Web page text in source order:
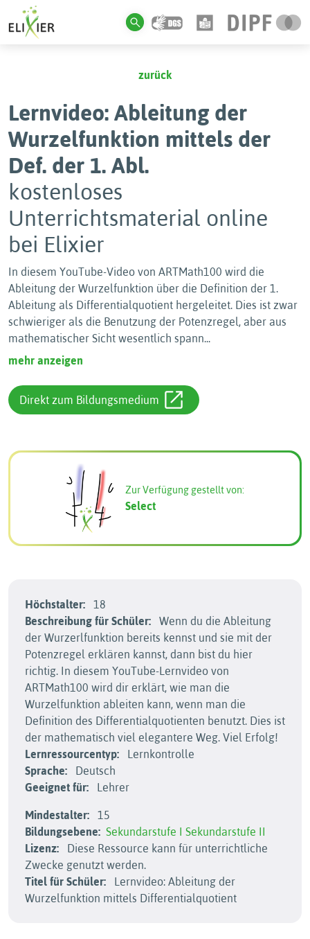
zurück
Lernvideo: Ableitung der
Wurzelfunktion mittels der
Def. der 1. Abl.
kostenloses
Unterrichtsmaterial online
bei Elixier
In diesem YouTube-Video von ARTMath100 wird die
Ableitung der Wurzelfunktion über die Definition der 1.
Ableitung als Differentialquotient hergeleitet. Dies ist zwar
schwieriger als die Benutzung der Potenzregel, aber aus
mathematischer Sicht wesentlich spann...
mehr anzeigen
Direkt zum Bildungsmedium
Zur Verfügung gestellt von:
Select
Höchstalter:
18
Beschreibung für Schüler:
Wenn du die Ableitung
der Wurzerlfunktion bereits kennst und sie mit der
Potenzregel erklären kannst, dann bist du hier
richtig. In diesem YouTube-Lernvideo von
ARTMath100 wird dir erklärt, wie man die
Wurzelfunktion ableiten kann, wenn man die
Definition des Differentialquotienten benutzt. Dies ist
der mathematisch viel elegantere Weg. Viel Erfolg!
Lernressourcentyp:
Lernkontrolle
Sprache:
Deutsch
Geeignet für:
Lehrer
Mindestalter:
15
Bildungsebene: Sekundarstufe I Sekundarstufe II
Lizenz:
Diese Ressource kann für unterrichtliche
Zwecke genutzt werden.
Titel für Schüler:
Lernvideo: Ableitung der
Wurzelfunktion mittels Differentialquotient